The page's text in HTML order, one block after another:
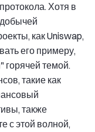
Хотя в
как Uniswap,
его примеру,
горячей темой.
такие как
также
с этой волной,